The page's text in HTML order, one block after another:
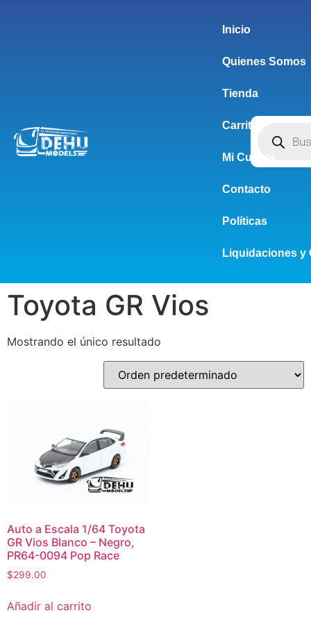
Inicio
Quienes Somos
Tienda
Carrito
Mi Cuenta
Contacto
Políticas
Liquidaciones y
Toyota GR Vios
Mostrando el único resultado
Auto a Escala 1/64 Toyota
GR Vios Blanco – Negro,
PR64-0094 Pop Race
$299.00
Añadir al carrito